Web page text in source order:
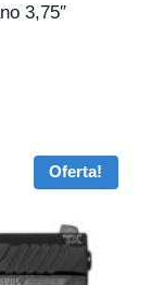
3,75″
Oferta!